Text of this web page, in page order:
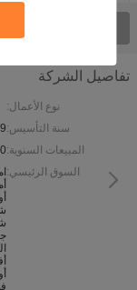
تفاصيل الشركة
نوع الأعمال:
سنة التأسيس:
المبيعات السنوية:
السوق الرئيسي: